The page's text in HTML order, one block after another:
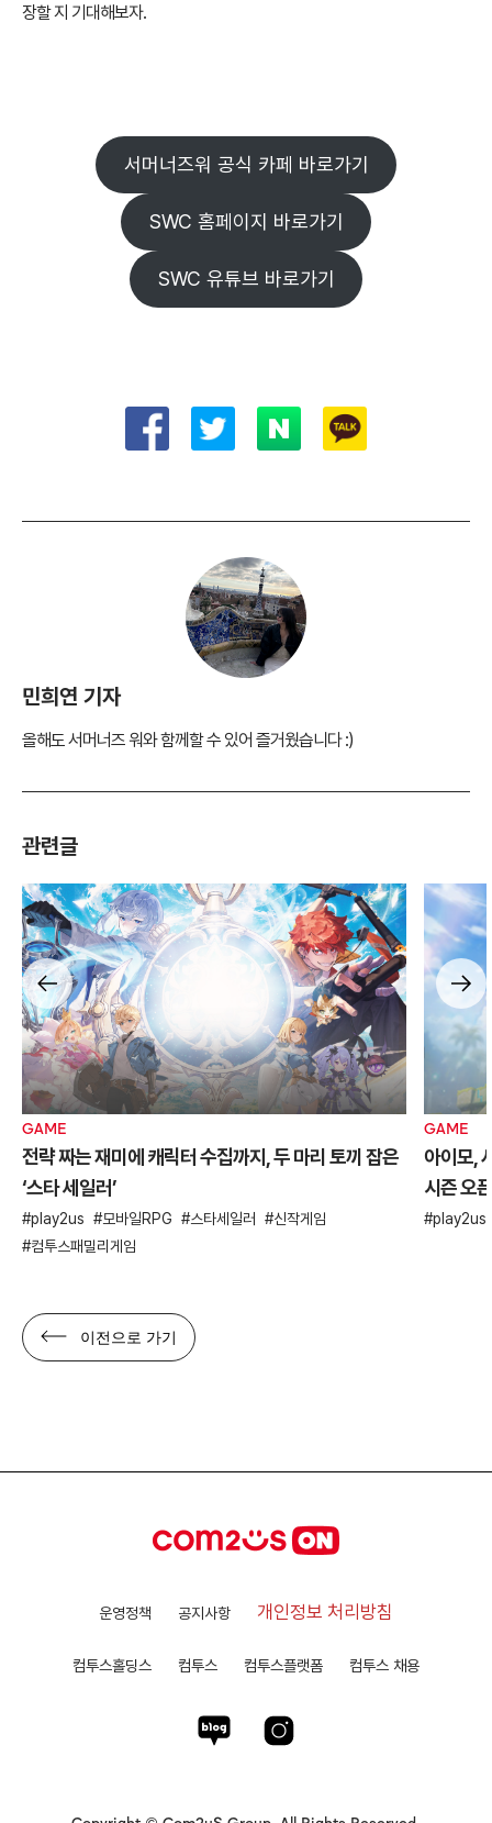
장할 지 기대해보자.
서머너즈워 공식 카페 바로가기
SWC 홈페이지 바로가기
SWC 유튜브 바로가기
민희연 기자
올해도 서머너즈 워와 함께할 수 있어 즐거웠습니다 :)
관련글
GAME
전략 짜는 재미에 캐릭터 수집까지, 두 마리 토끼 잡은
‘스타 세일러’
play2us 모바일RPG 스타세일러
신작게임
컴투스패밀리게임
GAME
아이모,
시즌 오픈
play2us
이전으로 가기
운영정책 공지사항 개인정보 처리방침
컴투스홀딩스 컴투스 컴투스플랫폼 컴투스 채용